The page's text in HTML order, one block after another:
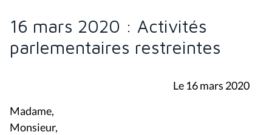
16 mars 2020 : Activités
parlementaires restreintes
Le 16 mars 2020
Madame,
Monsieur,